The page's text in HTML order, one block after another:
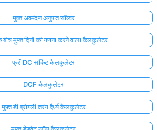
मुक्त अवमंदन अनुपात सॉल्वर
बीच मुफ्त दिनों की गणना करने वाला कैलकुलेटर
फ्री DC सर्किट कैलकुलेटर
DCF कैलकुलेटर
मुफ्त डी ब्रोगली तरंग दैर्ध्य कैलकुलेटर